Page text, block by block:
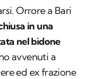
Orrore a Bari
in una
nel bidone
avvenuti a
ed ex frazione